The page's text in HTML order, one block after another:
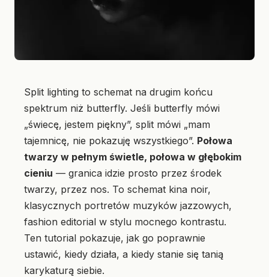
Split lighting to schemat na drugim końcu
spektrum niż butterfly. Jeśli butterfly mówi
„świecę, jestem piękny”, split mówi „mam
tajemnicę, nie pokazuję wszystkiego”. Połowa
twarzy w pełnym świetle, połowa w głębokim
cieniu — granica idzie prosto przez środek
twarzy, przez nos. To schemat kina noir,
klasycznych portretów muzyków jazzowych,
fashion editorial w stylu mocnego kontrastu.
Ten tutorial pokazuje, jak go poprawnie
ustawić, kiedy działa, a kiedy stanie się tanią
karykaturą siebie.